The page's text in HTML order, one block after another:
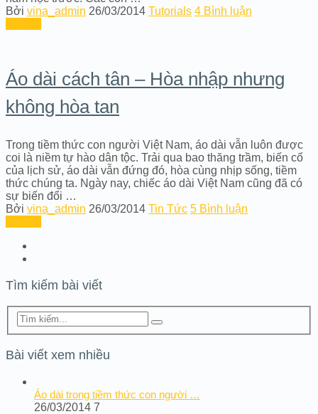
Bởi vina_admin 26/03/2014 Tutorials 4 Bình luận
Áo dài cách tân – Hòa nhập nhưng
không hòa tan
Trong tiềm thức con người Việt Nam, áo dài vẫn luôn được
coi là niềm tự hào dân tộc. Trải qua bao thăng trầm, biến cố
của lịch sử, áo dài vẫn đứng đó, hòa cùng nhịp sống, tiềm
thức chúng ta. Ngày nay, chiếc áo dài Việt Nam cũng đã có
sự biến đổi …
Bởi vina_admin 26/03/2014 Tin Tức 5 Bình luận
Tìm kiếm bài viết
Bài viết xem nhiều
Áo dài trong tiềm thức con người …
26/03/2014 7